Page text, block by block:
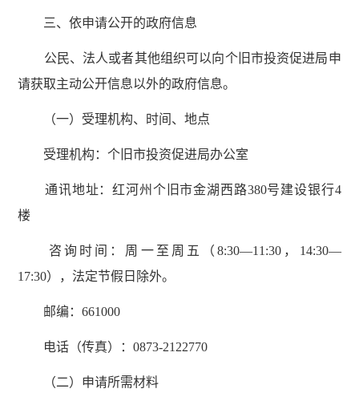
三、依申请公开的政府信息
公民、法人或者其他组织可以向个旧市投资促进局申
请获取主动公开信息以外的政府信息。
（一）受理机构、时间、地点
受理机构：个旧市投资促进局办公室
通讯地址：红河州个旧市金湖西路380号建设银行4
楼
咨询时间：周一至周五（8:30—11:30，14:30—
17:30），法定节假日除外。
邮编：661000
电话（传真）：0873-2122770
（二）申请所需材料